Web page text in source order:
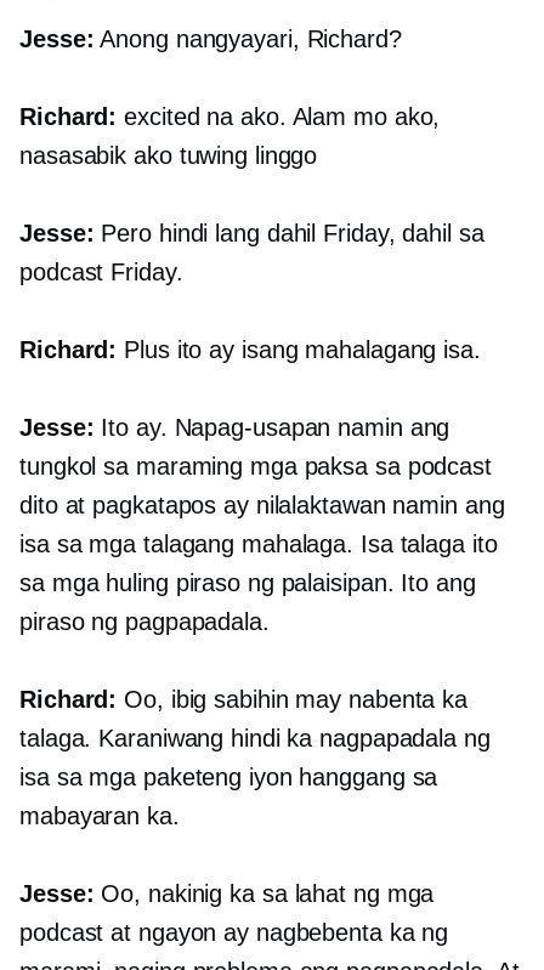
Jesse: Anong nangyayari, Richard?
Richard: excited na ako. Alam mo ako,
nasasabik ako tuwing linggo
Jesse: Pero hindi lang dahil Friday, dahil sa
podcast Friday.
Richard: Plus ito ay isang mahalagang isa.
Jesse: Ito ay. Napag-usapan namin ang
tungkol sa maraming mga paksa sa podcast
dito at pagkatapos ay nilalaktawan namin ang
isa sa mga talagang mahalaga. Isa talaga ito
sa mga huling piraso ng palaisipan. Ito ang
piraso ng pagpapadala.
Richard: Oo, ibig sabihin may nabenta ka
talaga. Karaniwang hindi ka nagpapadala ng
isa sa mga paketeng iyon hanggang sa
mabayaran ka.
Jesse: Oo, nakinig ka sa lahat ng mga
podcast at ngayon ay nagbebenta ka ng